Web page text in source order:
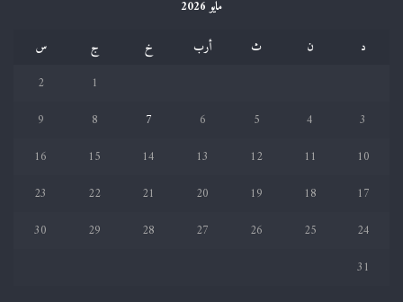
مايو 2026
د
ن ث أرب خ ج
س
1
2
3
4
5
6
7
8
9
10
11
12
13
14
15
16
17
18
19
20
21
22
23
24
25
26
27
28
29
30
31